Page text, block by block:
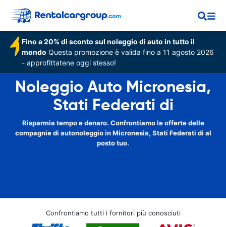
Fino a 20% di sconto sul noleggio di auto in tutto il
mondo Questa promozione è valida fino a 11 agosto 2026
- approfittatene oggi stesso!
Noleggio Auto Micronesia,
Stati Federati di
Risparmia tempo e denaro. Confrontiamo le offerte delle
compagnie di autonoleggio in Micronesia, Stati Federati di al
posto tuo.
Confrontiamo tutti i fornitori più conosciuti